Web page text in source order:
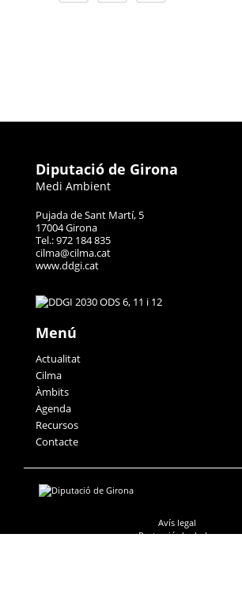
Diputació de Girona
Medi Ambient
Pujada de Sant Martí, 5
17004 Girona
Tel.: 972 184 835
cilma@cilma.cat
www.ddgi.cat
Menú
Actualitat
Cilma
Àmbits
Agenda
Recursos
Contacte
Avís legal
Protecció de dades